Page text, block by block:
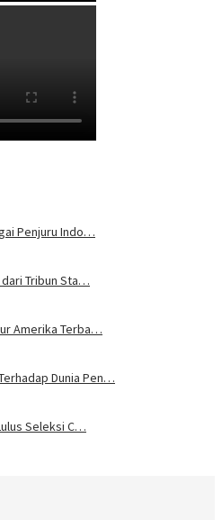
Penjuru Indo…
dari Tribun Sta…
Amerika Terba…
Dunia Pen…
Seleksi C…